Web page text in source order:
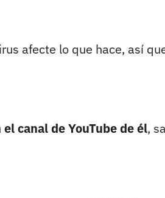
afecte lo que hace, así
canal de YouTube de él,